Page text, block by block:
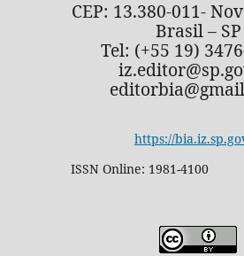
CEP: 13.380-011-
Brasil – SP
Tel: (+55 19)
https://
ISSN Online: 1981-4100